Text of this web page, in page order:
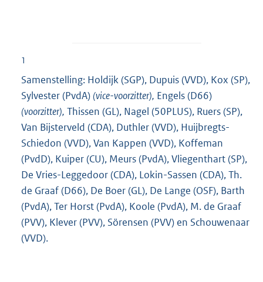
1
Samenstelling: Holdijk (SGP), Dupuis (VVD), Kox (SP),
Sylvester (PvdA) (vice-voorzitter), Engels (D66)
(voorzitter), Thissen (GL), Nagel (50PLUS), Ruers (SP),
Van Bijsterveld (CDA), Duthler (VVD), Huijbregts-
Schiedon (VVD), Van Kappen (VVD), Koffeman
(PvdD), Kuiper (CU), Meurs (PvdA), Vliegenthart (SP),
De Vries-Leggedoor (CDA), Lokin-Sassen (CDA), Th.
de Graaf (D66), De Boer (GL), De Lange (OSF), Barth
(PvdA), Ter Horst (PvdA), Koole (PvdA), M. de Graaf
(PVV), Klever (PVV), Sörensen (PVV) en Schouwenaar
(VVD).